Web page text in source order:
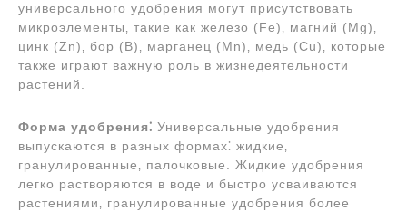
универсального удобрения могут присутствовать
микроэлементы‚ такие как железо (Fe)‚ магний (Mg)‚
цинк (Zn)‚ бор (B)‚ марганец (Mn)‚ медь (Cu)‚ которые
также играют важную роль в жизнедеятельности
растений.
Форма удобрения⁚ Универсальные удобрения
выпускаются в разных формах⁚ жидкие‚
гранулированные‚ палочковые. Жидкие удобрения
легко растворяются в воде и быстро усваиваются
растениями‚ гранулированные удобрения более